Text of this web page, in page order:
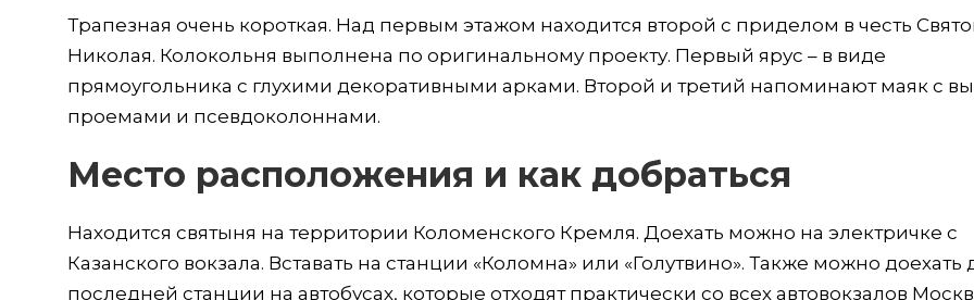
Трапезная очень короткая. Над первым этажом находится второй с приделом в честь
Николая. Колокольня выполнена по оригинальному проекту. Первый ярус – в виде
прямоугольника с глухими декоративными арками. Второй и третий напоминают маяк с
проемами и псевдоколоннами.
Место расположения и как добраться
Находится святыня на территории Коломенского Кремля. Доехать можно на электричке с
Казанского вокзала. Вставать на станции «Коломна» или «Голутвино». Также можно доехать
последней станции на автобусах, которые отходят практически со всех автовокзалов